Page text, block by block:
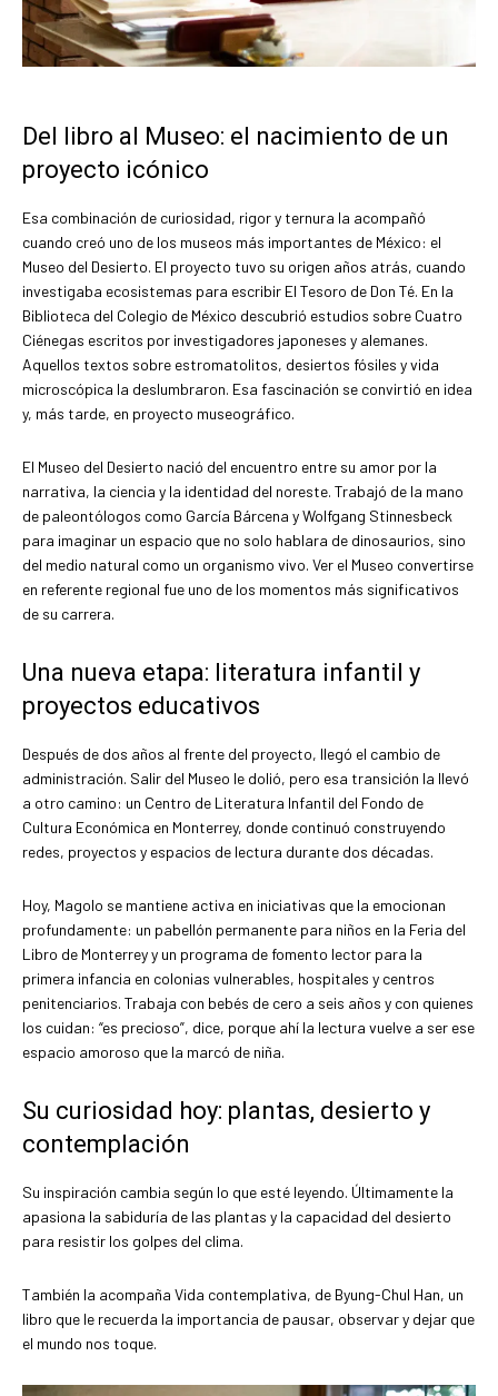
Del libro al Museo: el nacimiento de un
proyecto icónico
Esa combinación de curiosidad, rigor y ternura la acompañó
cuando creó uno de los museos más importantes de México: el
Museo del Desierto. El proyecto tuvo su origen años atrás, cuando
investigaba ecosistemas para escribir El Tesoro de Don Té. En la
Biblioteca del Colegio de México descubrió estudios sobre Cuatro
Ciénegas escritos por investigadores japoneses y alemanes.
Aquellos textos sobre estromatolitos, desiertos fósiles y vida
microscópica la deslumbraron. Esa fascinación se convirtió en idea
y, más tarde, en proyecto museográfico.
El Museo del Desierto nació del encuentro entre su amor por la
narrativa, la ciencia y la identidad del noreste. Trabajó de la mano
de paleontólogos como García Bárcena y Wolfgang Stinnesbeck
para imaginar un espacio que no solo hablara de dinosaurios, sino
del medio natural como un organismo vivo. Ver el Museo convertirse
en referente regional fue uno de los momentos más significativos
de su carrera.
Una nueva etapa: literatura infantil y
proyectos educativos
Después de dos años al frente del proyecto, llegó el cambio de
administración. Salir del Museo le dolió, pero esa transición la llevó
a otro camino: un Centro de Literatura Infantil del Fondo de
Cultura Económica en Monterrey, donde continuó construyendo
redes, proyectos y espacios de lectura durante dos décadas.
Hoy, Magolo se mantiene activa en iniciativas que la emocionan
profundamente: un pabellón permanente para niños en la Feria del
Libro de Monterrey y un programa de fomento lector para la
primera infancia en colonias vulnerables, hospitales y centros
penitenciarios. Trabaja con bebés de cero a seis años y con quienes
los cuidan: “es precioso”, dice, porque ahí la lectura vuelve a ser ese
espacio amoroso que la marcó de niña.
Su curiosidad hoy: plantas, desierto y
contemplación
Su inspiración cambia según lo que esté leyendo. Últimamente la
apasiona la sabiduría de las plantas y la capacidad del desierto
para resistir los golpes del clima.
También la acompaña Vida contemplativa, de Byung-Chul Han, un
libro que le recuerda la importancia de pausar, observar y dejar que
el mundo nos toque.